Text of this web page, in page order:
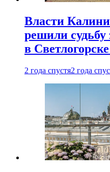
Власти
решили судьбу
в
2 года спустя2 года